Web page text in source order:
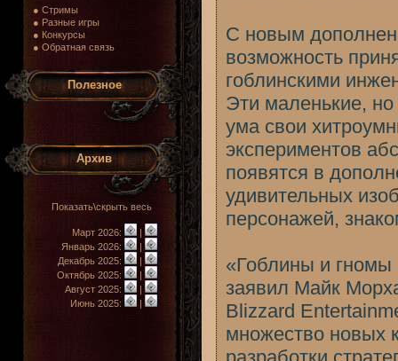
● Стримы
● Разные игры
● Конкурсы
● Обратная связь
Полезное
Архив
Показать\скрыть весь
Март 2026:
|
Январь 2026:
|
Декабрь 2025:
|
Октябрь 2025:
|
Август 2025:
|
Июнь 2025:
|
С новым
возможность
гоблинскими
Эти маленькие, но
ума свои
экспериментов
появятся в
удивительных
персонажей,
«Гоблины и гномы
заявил Майк
Blizzard
множество новых